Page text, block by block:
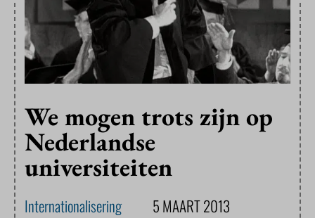
We mogen trots zijn op
Nederlandse
universiteiten
Internationalisering 5 MAART 2013